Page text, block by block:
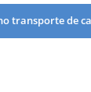
transporte de